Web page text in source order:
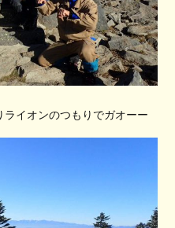
イオンのつもりでガオーー